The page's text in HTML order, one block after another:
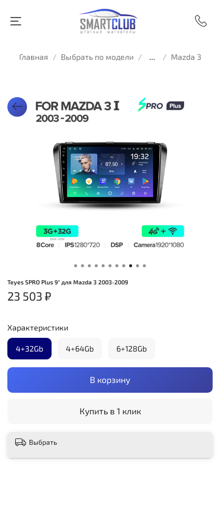
Главная Выбрать по модели ... Mazda 3
Teyes SPRO Plus 9" для Mazda 3 2003-2009
23 503 ₽
В корзину
Купить в 1 клик
Характеристики
4+32Gb 4+64Gb 6+128Gb
Выбрать